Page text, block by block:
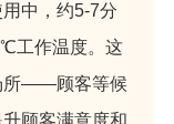
中，约5-7分
工作温度。这
所——顾客等候